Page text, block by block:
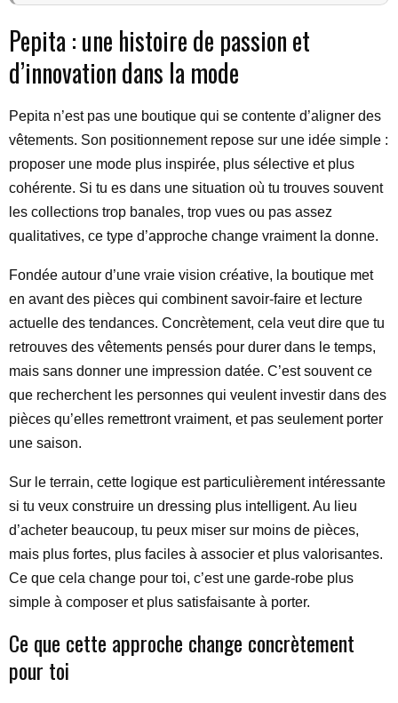
Pepita : une histoire de passion et
d’innovation dans la mode
Pepita n’est pas une boutique qui se contente d’aligner des
vêtements. Son positionnement repose sur une idée simple :
proposer une mode plus inspirée, plus sélective et plus
cohérente. Si tu es dans une situation où tu trouves souvent
les collections trop banales, trop vues ou pas assez
qualitatives, ce type d’approche change vraiment la donne.
Fondée autour d’une vraie vision créative, la boutique met
en avant des pièces qui combinent savoir-faire et lecture
actuelle des tendances. Concrètement, cela veut dire que tu
retrouves des vêtements pensés pour durer dans le temps,
mais sans donner une impression datée. C’est souvent ce
que recherchent les personnes qui veulent investir dans des
pièces qu’elles remettront vraiment, et pas seulement porter
une saison.
Sur le terrain, cette logique est particulièrement intéressante
si tu veux construire un dressing plus intelligent. Au lieu
d’acheter beaucoup, tu peux miser sur moins de pièces,
mais plus fortes, plus faciles à associer et plus valorisantes.
Ce que cela change pour toi, c’est une garde-robe plus
simple à composer et plus satisfaisante à porter.
Ce que cette approche change concrètement
pour toi